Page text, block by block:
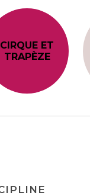
CIRQUE ET
TRAPÈZE